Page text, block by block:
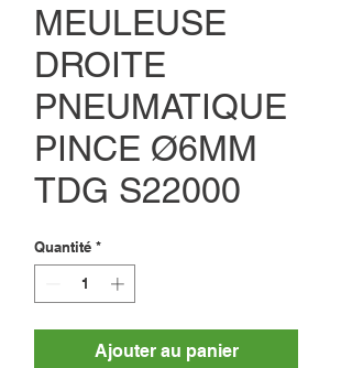
MEULEUSE
DROITE
PNEUMATIQUE
PINCE Ø6MM
TDG S22000
Quantité *
Ajouter au panier